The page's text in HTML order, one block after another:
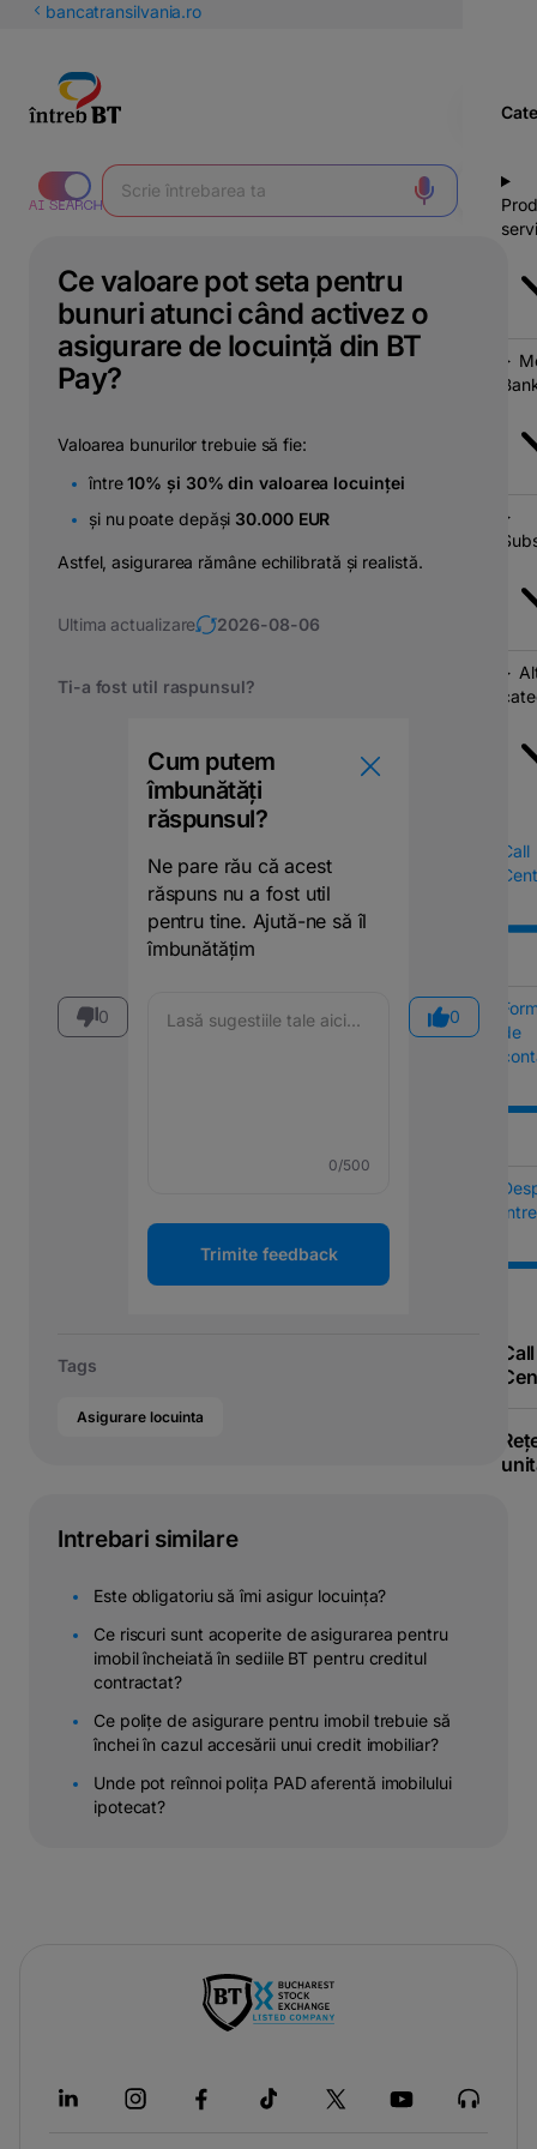
latineștibancatransilvania.ro
Call
de
Call
Ce valoare pot seta pentru
bunuri atunci când activez o
asigurare de locuință din BT
Pay?
Valoarea bunurilor trebuie să fie:
între10% și 30% din valoarea locuinței
și nu poate depăși 30.000 EUR
Astfel, asigurarea rămâne echilibrată și realistă.
Ultima actualizare 2026-08-06
Ti-a fost util raspunsul?
0
Cum putem
îmbunătăți
răspunsul?
Ne pare rău că acest
răspuns nu a fost util
pentru tine. Ajută-ne să îl
îmbunătățim
0/500
Trimite feedback
0
Tags
Asigurare locuinta
Intrebari similare
Este obligatoriu să îmi asigur locuința?
Ce riscuri sunt acoperite de asigurarea pentru
imobil încheiată în sediile BT pentru creditul
contractat?
Ce polițe de asigurare pentru imobil trebuie să
închei în cazul accesării unui credit imobiliar?
Unde pot reînnoi polița PAD aferentă imobilului
ipotecat?
a